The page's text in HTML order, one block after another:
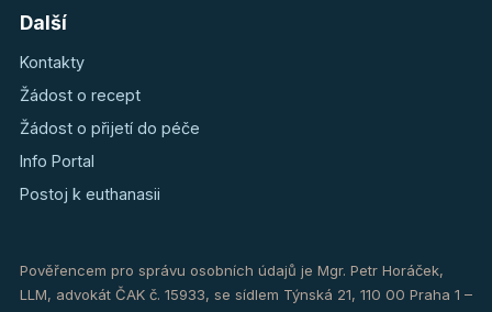
Další
Kontakty
Žádost o recept
Žádost o přijetí do péče
Info Portal
Postoj k euthanasii
Pověřencem pro správu osobních údajů je Mgr. Petr Horáček,
LLM, advokát ČAK č. 15933, se sídlem Týnská 21, 110 00 Praha 1 –